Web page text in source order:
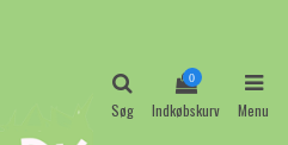
Søg
0
Indkøbskurv Menu